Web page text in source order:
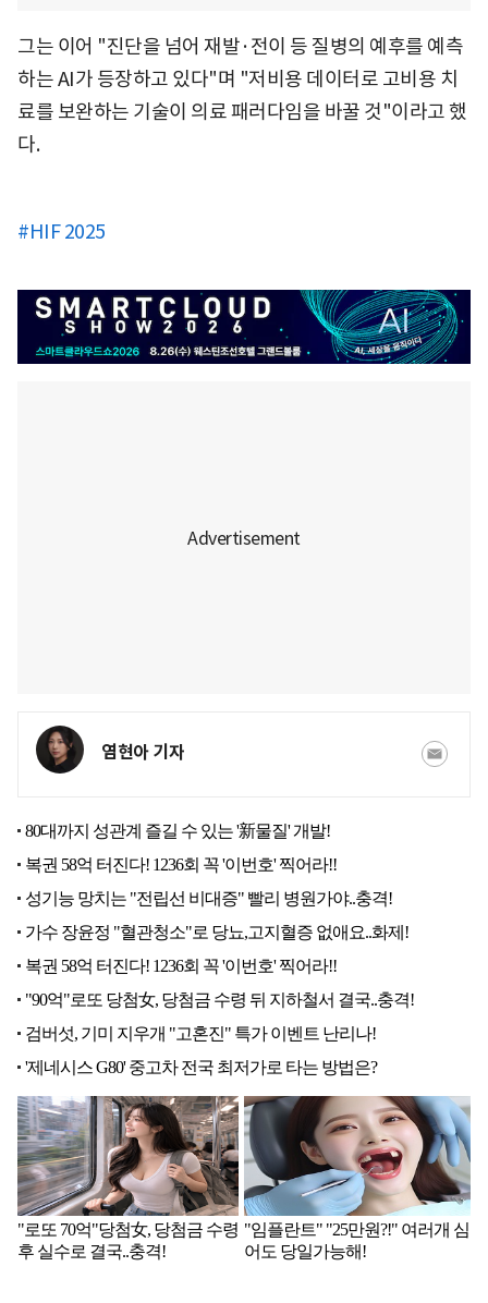
그는 이어 "진단을 넘어 재발·전이 등 질병의 예후를 예측
하는 AI가 등장하고 있다"며 "저비용 데이터로 고비용 치
료를 보완하는 기술이 의료 패러다임을 바꿀 것"이라고 했
다.
#HIF 2025
염현아 기자